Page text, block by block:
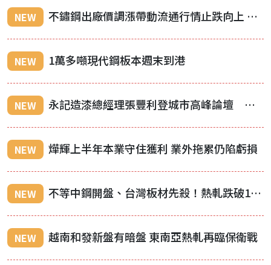
NEW 不鏽鋼出廠價調漲帶動流通行情止跌向上 業者：終於有人進場買了！
NEW 1萬多噸現代鋼板本週末到港
NEW 永記造漆總經理張豐利登城市高峰論壇 從淡江大橋談「看不見的城市防線」
NEW 燁輝上半年本業守住獲利 業外拖累仍陷虧損
NEW 不等中鋼開盤、台灣板材先殺！熱軋跌破1.8萬 冷軋同步失守2萬元
NEW 越南和發新盤有暗盤 東南亞熱軋再臨保衛戰